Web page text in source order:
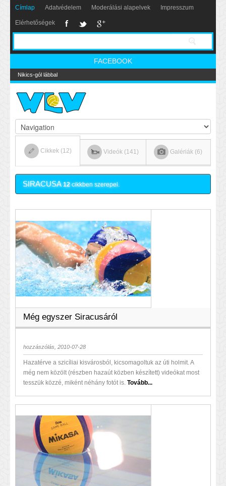
Címlap Adatvédelem Moderálási alapelvek Impresszum
Elérhetőségek
FACEBOOK
Nikics-gól lábbal
Cikkek (12) Videók (141) Galériák (6)
SIRACUSA 12cikkben szerepel.
Még egyszer Siracusáról
hozzászólás, 2010-07-28
Hazatérve a szicíliai kisvárosból, kicsomagoltuk az úti holmit. A
még nem közölt (részben hazaút közben készített) videókat most
tesszük közzé, miként néhány fotót is. Tovább...